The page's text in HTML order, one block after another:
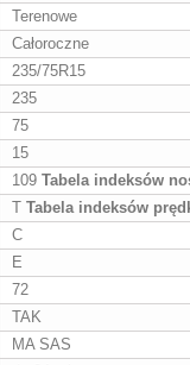
Terenowe
Całoroczne
235/75R15
235
75
15
109 Tabela indeksów
T Tabela indeksów
C
E
72
TAK
MA SAS